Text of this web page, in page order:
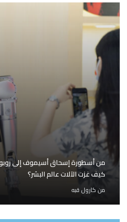
كيف غزت الآلات عالم البشر؟
من كارول قبه